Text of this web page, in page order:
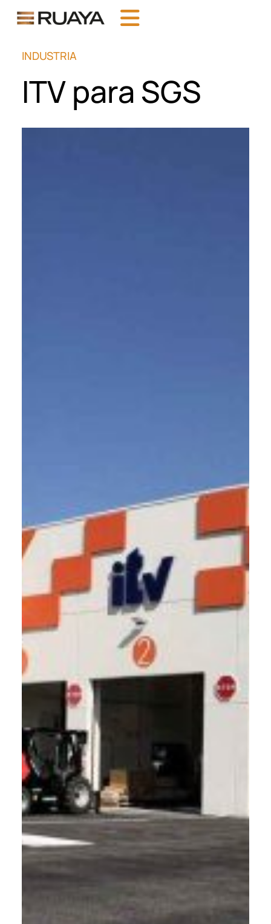
INDUSTRIA
ITV para SGS